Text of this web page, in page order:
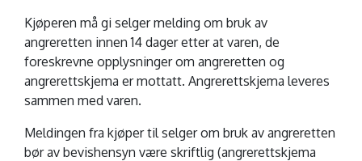
Kjøperen må gi selger melding om bruk av
angreretten innen 14 dager etter at varen, de
foreskrevne opplysninger om angreretten og
angrerettskjema er mottatt. Angrerettskjema leveres
sammen med varen.
Meldingen fra kjøper til selger om bruk av angreretten
bør av bevishensyn være skriftlig (angrerettskjema